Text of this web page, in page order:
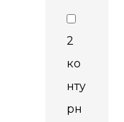
2
ко
нту
рн